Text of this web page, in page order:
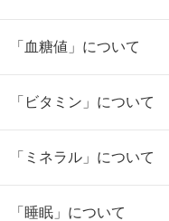
「血糖値」について
「ビタミン」について
「ミネラル」について
「睡眠」について